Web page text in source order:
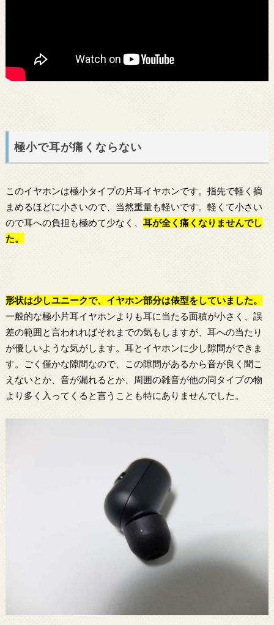
極小で耳が痛くならない
このイヤホンは極小タイプの片耳イヤホンです。指先で軽く摘
まめるほどに小さいので、当然重量も軽いです。軽くて小さい
ので耳への負担も極めて少なく、 耳が全く痛くなりませんでし
た。
形状は少しユニークで、イヤホン部分は俵型をしていました。
一般的な極小片耳イヤホンよりも耳に当たる面積が小さく、誤
差の範囲と言われればそれまでの気もしますが、耳への当たり
が優しいような気がします。耳とイヤホンに少し隙間ができま
す。ごく僅かな隙間なので、この隙間があるから音が良く聞こ
えないとか、音が漏れるとか、周囲の雑音が他の同タイプの物
より多く入ってくると言うことも特にありませんでした。